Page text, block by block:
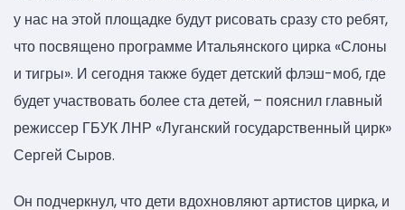
у нас на этой площадке будут рисовать сразу сто ребят,
что посвящено программе Итальянского цирка «Слоны
и тигры». И сегодня также будет детский флэш-моб, где
будет участвовать более ста детей, – пояснил главный
режиссер ГБУК ЛНР «Луганский государственный цирк»
Сергей Сыров.
Он подчеркнул, что дети вдохновляют артистов цирка, и